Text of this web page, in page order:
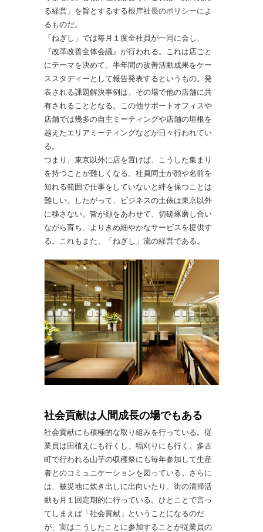
る経営」を旨とするする根岸社長のポリシーによ
るものだ。
「ねぎし」では毎月１度全社員が一同に会し、
『改革改善全体会議』が行われる。これは店ごと
にテーマを決めて、半年間の改善活動成果をケー
ススタディーとして報告発表するというもの。発
表される課題解決事例は、その場で他の店舗に共
有されることとなる。この他サポートオフィスや
店舗では幾多の自主ミーティングや店舗の垣根を
越えたエリアミーティングなどが日々行われてい
る。
つまり、東京以外に店を置けば、こうした集まり
を持つことが難しくなる。社員同士が顔や名前を
知れる範囲で仕事をしていないと絆を保つことは
難しい。したがって、ビジネスの土俵は東京以外
に移さない。皆が顔をあわせて、切磋琢磨し合い
ながら育ち、よりきめ細やかなサービスを提供す
る。これもまた、「ねぎし」流の経営である。
社会貢献は人間成長の場でもある
社会貢献にも積極的な取り組みを行っている。従
業員は田植えにも行くし、稲刈りにも行く。多古
町で行われる山芋の収穫祭にも毎年参加して生産
者とのコミュニケーションを図っている。さらに
は、被災地に炊き出しに出向いたり、街の清掃活
動も月１回定期的に行っている。ひとことで言っ
てしまえば「社会貢献」ということになるのだ
が、実はこうしたことに参加することが従業員の